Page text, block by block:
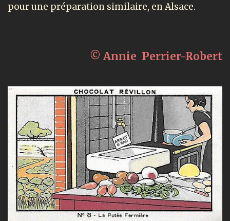
pour une préparation similaire, en Alsace.
© Annie Perrier-Robert